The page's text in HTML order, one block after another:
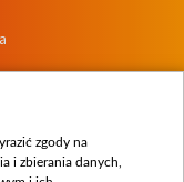
zgody na
i zbierania danych,